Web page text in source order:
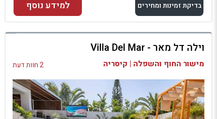
בדיקת זמינות ומחירים
למתחם זה
בדיקת זמינות ומחירים
למידע נוסף
וילה דל מאר - Villa Del Mar
מישור החוף והשפלה | קיסריה 2 חוות דעת